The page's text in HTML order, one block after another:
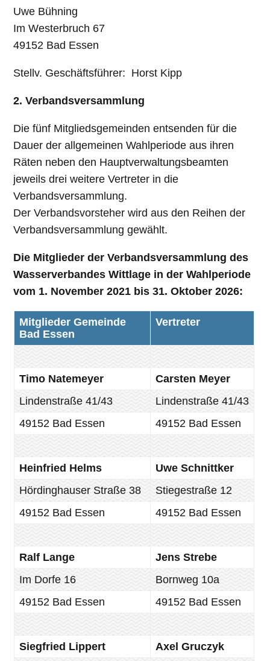
Uwe Bühning
Im Westerbruch 67
49152 Bad Essen
Stellv. Geschäftsführer: Horst Kipp
2. Verbandsversammlung
Die fünf Mitgliedsgemeinden entsenden für die
Dauer der allgemeinen Wahlperiode aus ihren
Räten neben den Hauptverwaltungsbeamten
jeweils drei weitere Vertreter in die
Verbandsversammlung.
Der Verbandsvorsteher wird aus den Reihen der
Verbandsversammlung gewählt.
Die Mitglieder der Verbandsversammlung des
Wasserverbandes Wittlage in der Wahlperiode
vom 1. November 2021 bis 31. Oktober 2026:
Mitglieder Gemeinde
Bad Essen
Vertreter
Timo Natemeyer
Carsten Meyer
Lindenstraße 41/43
Lindenstraße 41/43
49152 Bad Essen
49152 Bad Essen
Heinfried Helms
Uwe Schnittker
Hördinghauser Straße 38
Stiegestraße 12
49152 Bad Essen
49152 Bad Essen
Ralf Lange
Jens Strebe
Im Dorfe 16
Bornweg 10a
49152 Bad Essen
49152 Bad Essen
Siegfried Lippert
Axel Gruczyk